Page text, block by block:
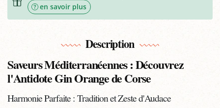
en savoir plus
Description
Saveurs Méditerranéennes : Découvrez
l'Antidote Gin Orange de Corse
Harmonie Parfaite : Tradition et Zeste d'Audace